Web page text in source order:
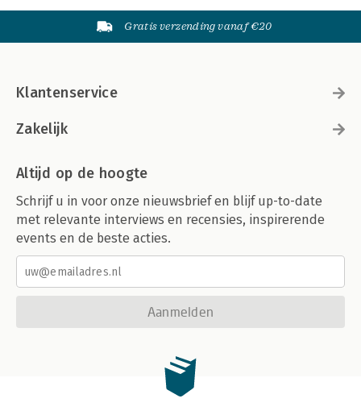
Gratis verzending vanaf €20
Klantenservice
Zakelijk
Altijd op de hoogte
Schrijf u in voor onze nieuwsbrief en blijf up-to-date
met relevante interviews en recensies, inspirerende
events en de beste acties.
Aanmelden